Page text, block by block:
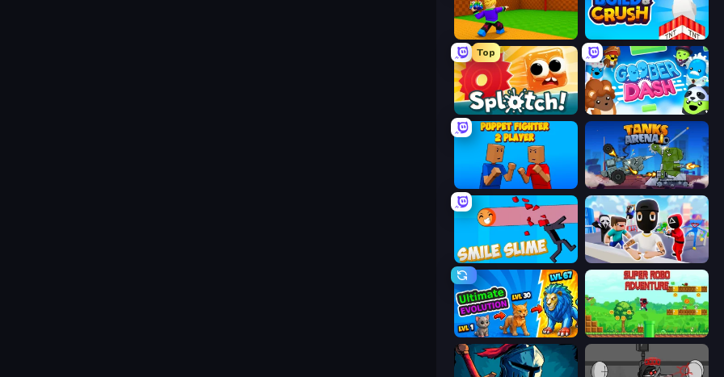
Throw a Lucky Block Build and Crush
Top
Splotch! Goober Dash
Puppet Fighter 2 Player Tanks Arena io: Craft & Combat
Smile Slime
Ultimate Evolution Super Robo - Adventure